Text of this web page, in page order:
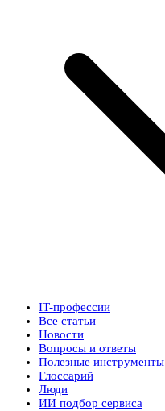
IT-профессии
Все статьи
Новости
Вопросы и ответы
Полезные инструменты
Глоссарий
Люди
ИИ подбор сервиса